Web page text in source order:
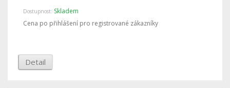
Dostupnost: Skladem
Cena po přihlášení pro registrované zákazníky
Detail